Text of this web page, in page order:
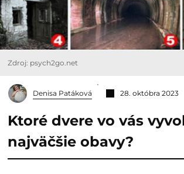
Zdroj: psych2go.net
Denisa Patáková 28. októbra 2023
Ktoré dvere vo vás
najväčšie obavy?